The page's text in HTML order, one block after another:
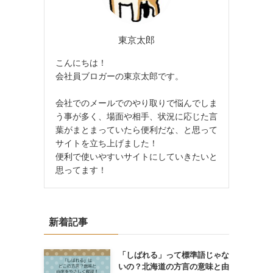
東京太郎
こんにちは！
会社員ブロガーの東京太郎です。
会社でのメールでのやり取りで悩んでしま
う事が多く、場面や相手、状況に応じた言
葉がまとまっていたら便利だな、と思って
サイトを立ち上げました！
便利で使いやすいサイトにしていきたいと
思ってます！
新着記事
「しばれる」って標準語じゃな
いの？北海道の方言の意味と由